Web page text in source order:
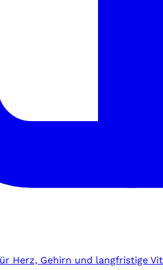
Herz, Gehirn und langfristige